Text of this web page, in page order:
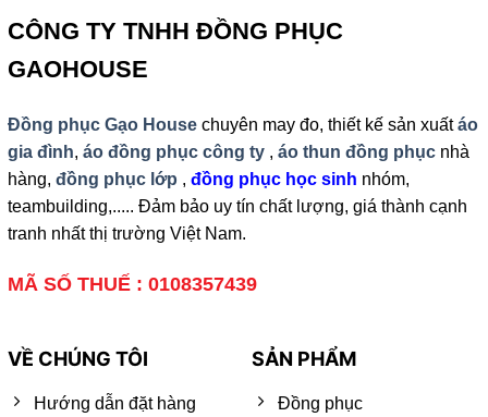
CÔNG TY TNHH ĐỒNG PHỤC
GAOHOUSE
Đồng phục Gạo Housechuyên may đo, thiết kế sản xuấtáo
gia đình, áo đồng phục công ty, áo thun đồng phụcnhà
hàng, đồng phục lớp , đồng phục học sinh nhóm,
teambuilding,..... Đảm bảo uy tín chất lượng, giá thành cạnh
tranh nhất thị trường Việt Nam.
MÃ SỐ THUẾ : 0108357439
VỀ CHÚNG TÔI
Hướng dẫn đặt hàng
SẢN PHẨM
Đồng phục